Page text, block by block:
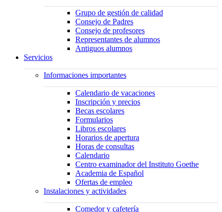
Grupo de gestión de calidad
Consejo de Padres
Consejo de profesores
Representantes de alumnos
Antiguos alumnos
Servicios
Informaciones importantes
Calendario de vacaciones
Inscripción y precios
Becas escolares
Formularios
Libros escolares
Horarios de apertura
Horas de consultas
Calendario
Centro examinador del Instituto Goethe
Academia de Español
Ofertas de empleo
Instalaciones y actividades
Comedor y cafetería